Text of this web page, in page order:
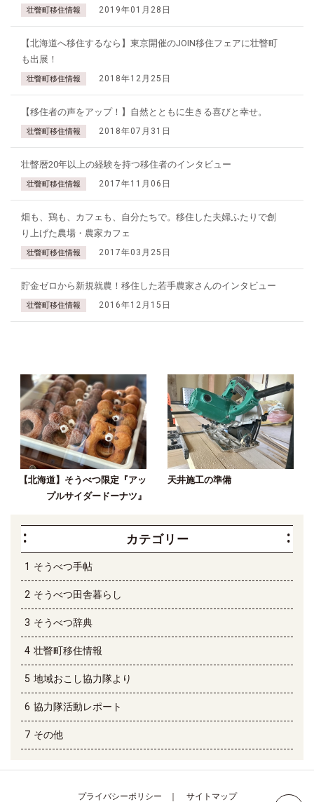
壮瞥町移住情報 2019年01月28日
【北海道へ移住するなら】東京開催のJOIN移住フェアに壮瞥町
も出展！
壮瞥町移住情報 2018年12月25日
【移住者の声をアップ！】自然とともに生きる喜びと幸せ。
壮瞥町移住情報 2018年07月31日
壮瞥暦20年以上の経験を持つ移住者のインタビュー
壮瞥町移住情報 2017年11月06日
畑も、鶏も、カフェも、自分たちで。移住した夫婦ふたりで創
り上げた農場・農家カフェ
壮瞥町移住情報 2017年03月25日
貯金ゼロから新規就農！移住した若手農家さんのインタビュー
壮瞥町移住情報 2016年12月15日
【北海道】そうべつ限定『アッ
プルサイダードーナツ』
天井施工の準備
カテゴリー
そうべつ手帖
そうべつ田舎暮らし
そうべつ辞典
壮瞥町移住情報
地域おこし協力隊より
協力隊活動レポート
その他
プライバシーポリシー サイトマップ